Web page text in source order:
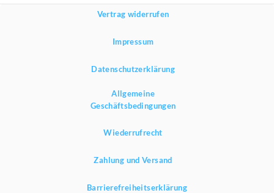
Vertrag widerrufen
Impressum
Datenschutzerklärung
Allgemeine
Geschäftsbedingungen
Wiederrufrecht
Zahlung und Versand
Barrierefreiheitserklärung